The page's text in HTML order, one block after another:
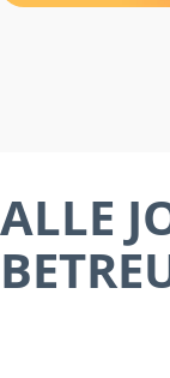
ALLE